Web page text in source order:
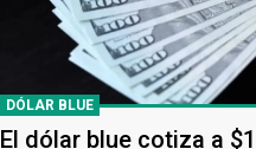
DÓLAR BLUE
El dólar blue cotiza a